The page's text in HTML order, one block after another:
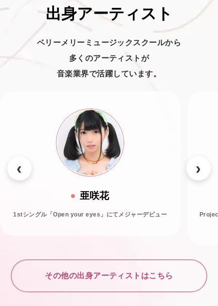
出身アーティスト
ベリーメリーミュージックスクールから
多くのアーティストが
音楽業界で活躍しています。
亜咲花
1stシングル「Open your eyes」にてメジャーデビュー
その他の出身アーティストはこちら